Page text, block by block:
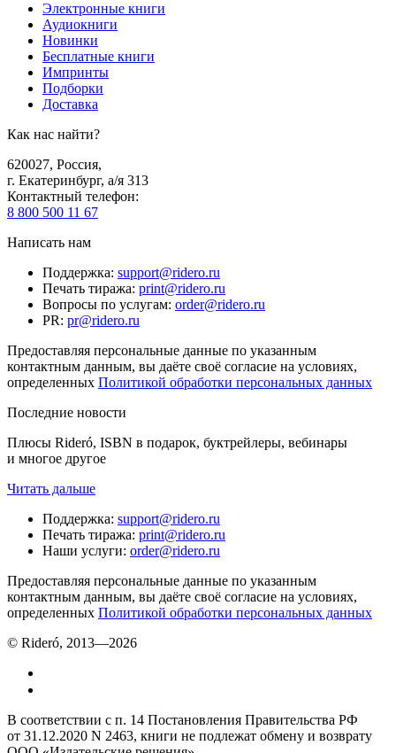
Электронные книги
Аудиокниги
Новинки
Бесплатные книги
Импринты
Подборки
Доставка
Как нас найти?
620027, Россия,
г. Екатеринбург, а/я 313
Контактный телефон:
8 800 500 11 67
Написать нам
Поддержка: support@ridero.ru
Печать тиража: print@ridero.ru
Вопросы по услугам: order@ridero.ru
PR: pr@ridero.ru
Предоставляя персональные данные по указанным
контактным данным, вы даёте своё согласие на условиях,
определенных Политикой обработки персональных данных
Последние новости
Плюсы Rideró, ISBN в подарок, буктрейлеры, вебинары
и многое другое
Читать дальше
Поддержка: support@ridero.ru
Печать тиража: print@ridero.ru
Наши услуги: order@ridero.ru
Предоставляя персональные данные по указанным
контактным данным, вы даёте своё согласие на условиях,
определенных Политикой обработки персональных данных
© Rideró, 2013—2026
В соответствии с п. 14 Постановления Правительства РФ
от 31.12.2020 N 2463, книги не подлежат обмену и возврату